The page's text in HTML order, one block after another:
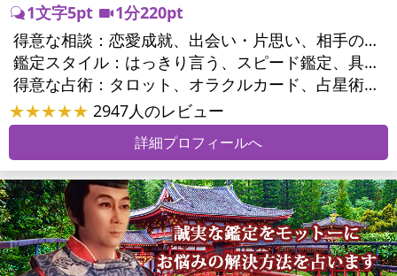
1文字5pt
1分220pt
得意な相談：
恋愛成就、出会い・片思い、相手の気持ち、相性、結婚、男心・女心、二人の今後、複雑な恋愛、三角関係、略奪愛、浮気、不倫、復活愛、復縁、離婚、人間関係、職場の人間関係、対人関係、仕事運、適職、天職、転職、進路、就職、人生全般、使命、夢、目標、ビジネスチャンス、家族関係、夫婦関係、家庭問題、夫婦問題、育児・子育て、人生相談
鑑定スタイル：
はっきり言う、スピード鑑定、具体的、友達のように相談できる、とても話しやすい
得意な占術：
タロット、オラクルカード、占星術、数秘術、カラー診断
★★★★★ 2947人のレビュー
詳細プロフィールへ